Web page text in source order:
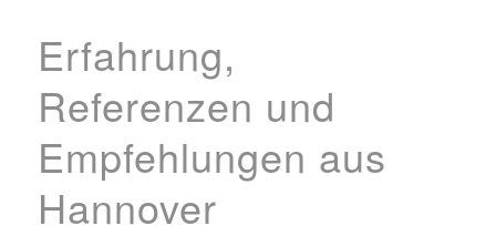
Erfahrung,
Referenzen und
Empfehlungen aus
Hannover